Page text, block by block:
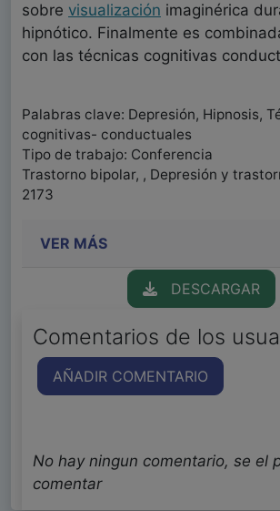
sobre visualización imaginérica
hipnótico. Finalmente es
con las técnicas cognitivas
Palabras clave: Depresión, Hipnosis,
cognitivas- conductuales
Tipo de trabajo: Conferencia
Trastorno bipolar, , Depresión y
2173
VER MÁS
DESCARGAR
Comentarios de los
AÑADIR COMENTARIO
No hay ningun comentario, se el
comentar